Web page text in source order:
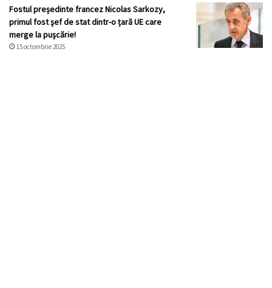
Fostul președinte francez Nicolas Sarkozy,
primul fost şef de stat dintr-o țară UE care
merge la pușcărie!
15 octombrie 2025